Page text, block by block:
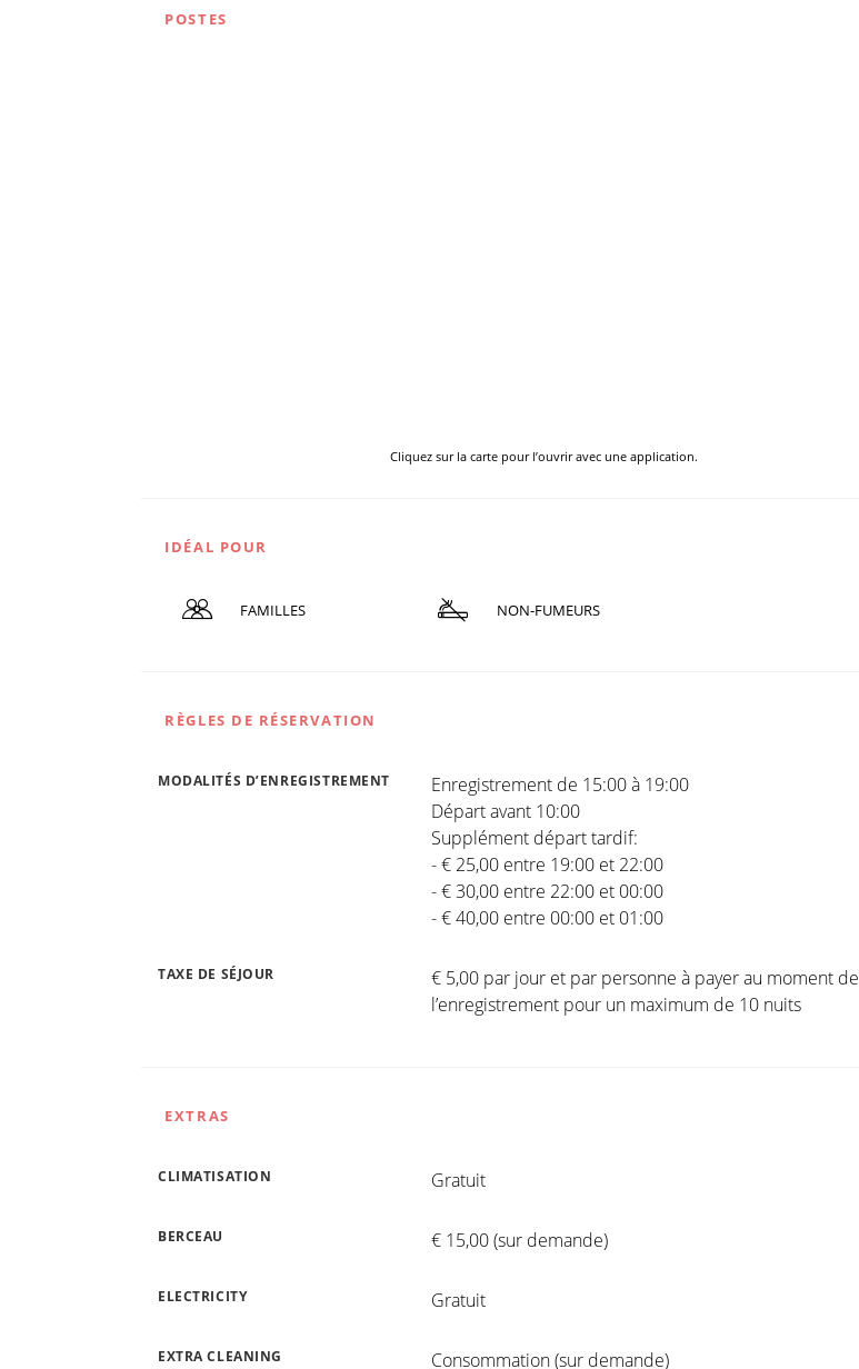
POSTES
Cliquez sur la carte pour l’ouvrir avec une application.
IDÉAL POUR
FAMILLES NON-FUMEURS
RÈGLES DE RÉSERVATION
MODALITÉS D’ENREGISTREMENT
Enregistrement de 15:00 à 19:00
Départ avant 10:00
Supplément départ tardif:
- € 25,00 entre 19:00 et 22:00
- € 30,00 entre 22:00 et 00:00
- € 40,00 entre 00:00 et 01:00
TAXE DE SÉJOUR
€ 5,00 par jour et par personne à payer au moment de
l’enregistrement pour un maximum de 10 nuits
EXTRAS
CLIMATISATION Gratuit
BERCEAU € 15,00 (sur demande)
ELECTRICITY Gratuit
EXTRA CLEANING Consommation (sur demande)